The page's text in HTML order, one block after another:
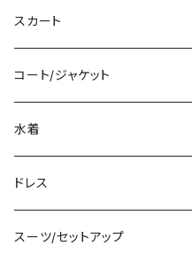
ロング/マキシ
袖付き
ノースリーブ
その他
チュニック
タンクトップ/キャミソール
シャツ/ブラウス
ベアトップ/チューブトップ
カーディガン/ボレロ
ニット/セーター
ショート丈
クロップド丈
ロング丈
デニム
レギンス
スカート
ミニ/ショート
ミディアム/ミモレ
ロング
その他
コート/ジャケット
コート
ジャケット
その他
水着
タンキニ
バンドゥビキニ
ドレス
ミニ/ショート
スーツ/セットアップ